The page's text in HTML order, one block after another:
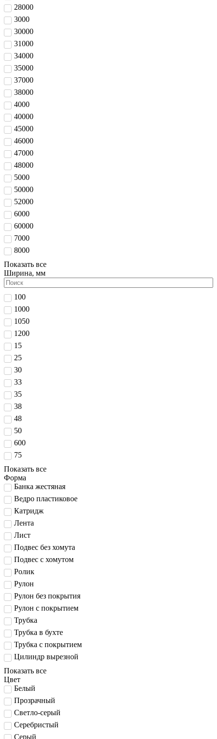
28000
3000
30000
31000
34000
35000
37000
38000
4000
40000
45000
46000
47000
48000
5000
50000
52000
6000
60000
7000
8000
Показать все
Ширина, мм
100
1000
1050
1200
15
25
30
33
35
38
48
50
600
75
Показать все
Форма
Банка жестяная
Ведро пластиковое
Катридж
Лента
Лист
Подвес без хомута
Подвес с хомутом
Ролик
Рулон
Рулон без покрытия
Рулон с покрытием
Трубка
Трубка в бухте
Трубка с покрытием
Цилиндр вырезной
Показать все
Цвет
Белый
Прозрачный
Светло-серый
Серебристый
Серый